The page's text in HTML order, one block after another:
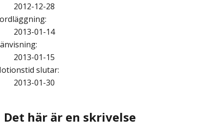
2012-12-28
:
2013-01-14
:
2013-01-15
slutar:
2013-01-30
Det här är en skrivelse